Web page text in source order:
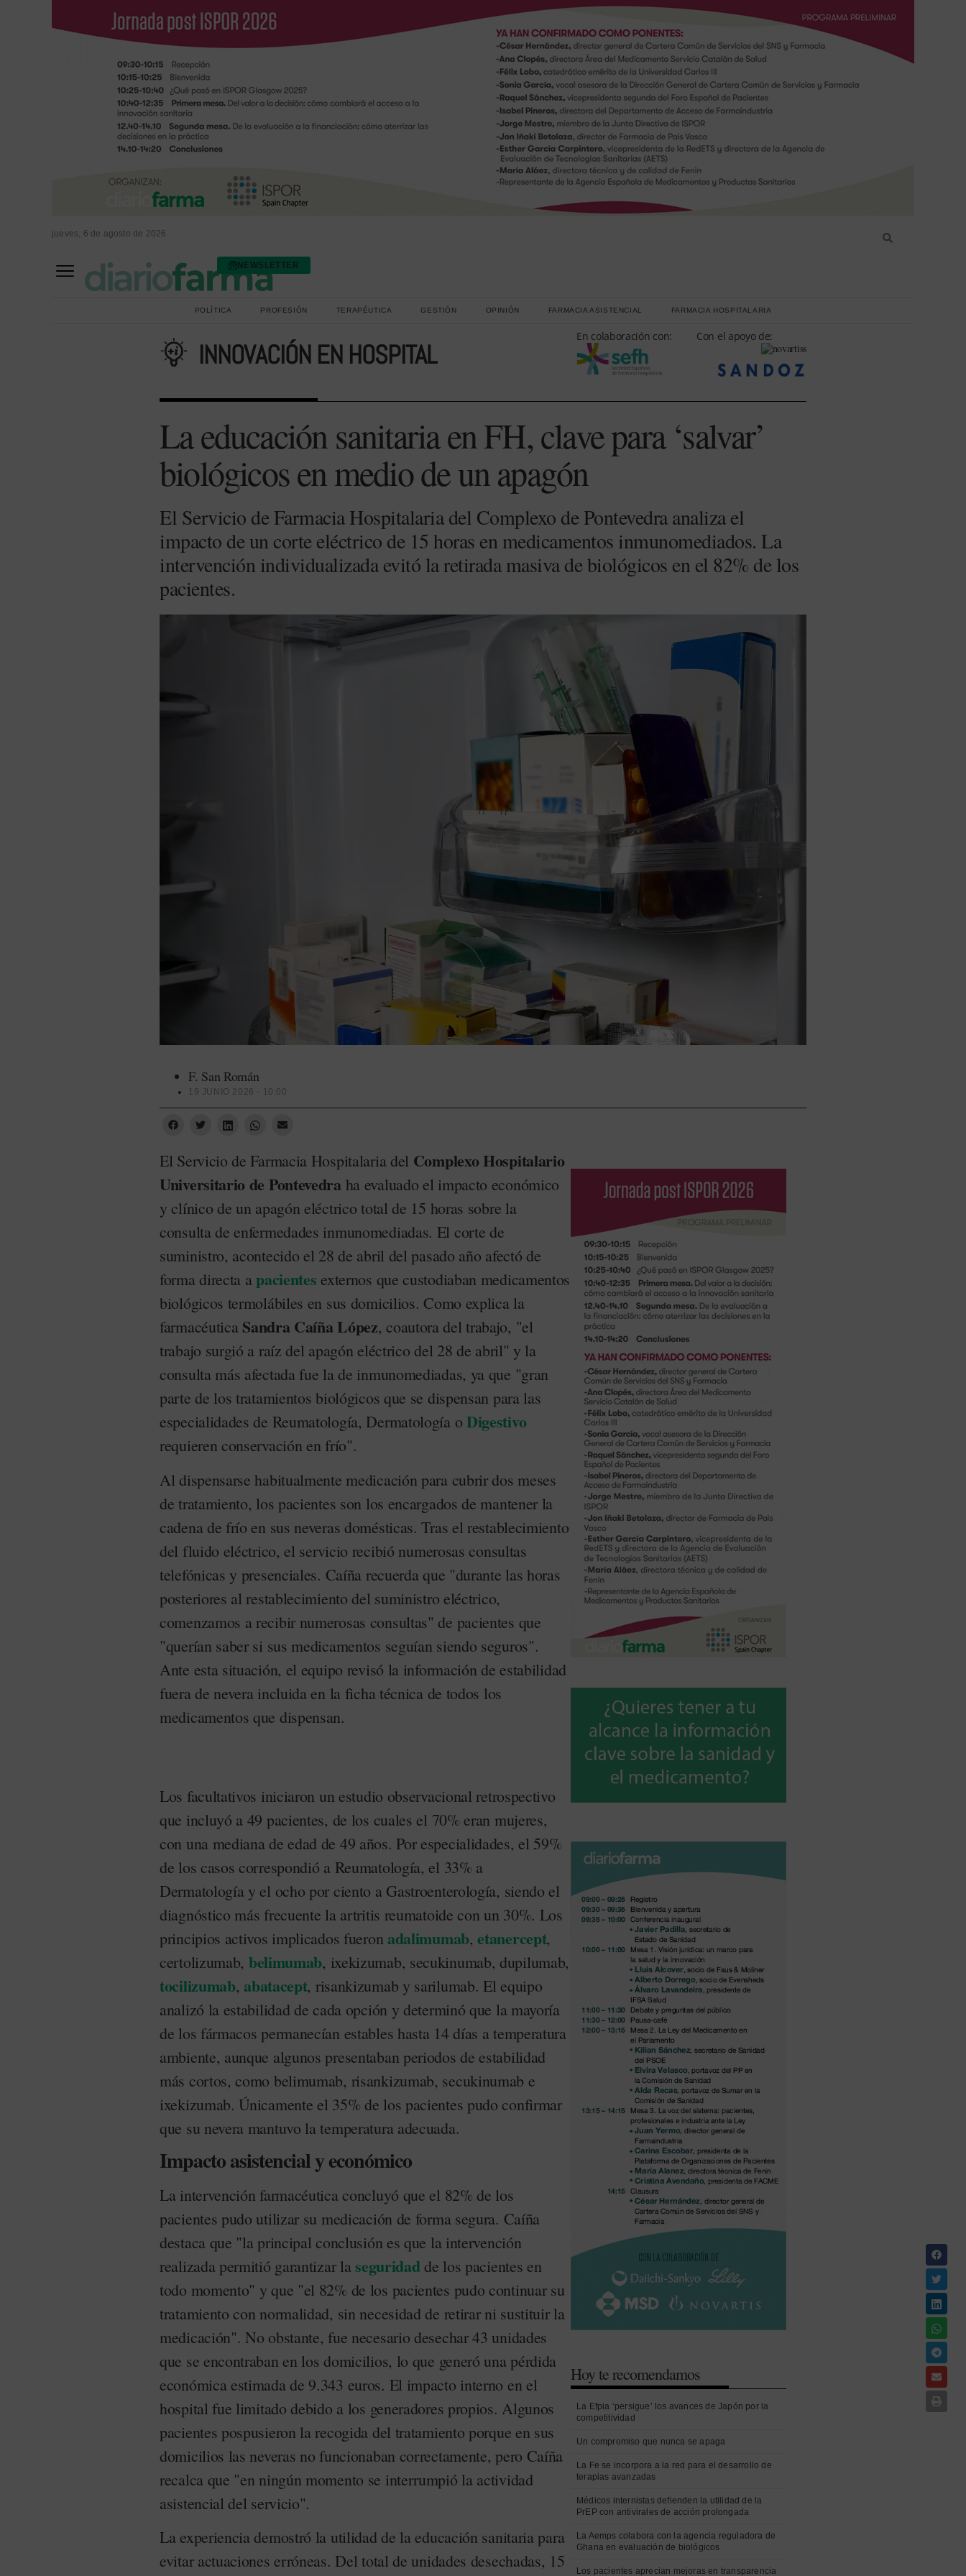
jueves, 6 de agosto de 2026
NEWSLETTER
POLÍTICA PROFESIÓN TERAPÉUTICA GESTIÓN OPINIÓN FARMACIA ASISTENCIAL FARMACIA HOSPITALARIA
INNOVACIÓN EN HOSPITAL
En colaboración con: Con el apoyo de:
La educación sanitaria en FH, clave para ‘salvar’
biológicos en medio de un apagón
El Servicio de Farmacia Hospitalaria del Complexo de Pontevedra analiza el
impacto de un corte eléctrico de 15 horas en medicamentos inmunomediados. La
intervención individualizada evitó la retirada masiva de biológicos en el 82% de los
pacientes.
F. San Román
19 JUNIO 2026 - 10:00
El Servicio de Farmacia Hospitalaria del Complexo Hospitalario
Universitario de Pontevedra ha evaluado el impacto económico
y clínico de un apagón eléctrico total de 15 horas sobre la
consulta de enfermedades inmunomediadas. El corte de
suministro, acontecido el 28 de abril del pasado año afectó de
forma directa apacientes externos que custodiaban medicamentos
biológicos termolábiles en sus domicilios. Como explica la
farmacéutica Sandra Caíña López, coautora del trabajo, "el
trabajo surgió a raíz del apagón eléctrico del 28 de abril" y la
consulta más afectada fue la de inmunomediadas, ya que "gran
parte de los tratamientos biológicos que se dispensan para las
especialidades de Reumatología, Dermatología o Digestivo
requieren conservación en frío".
Al dispensarse habitualmente medicación para cubrir dos meses
de tratamiento, los pacientes son los encargados de mantener la
cadena de frío en sus neveras domésticas. Tras el restablecimiento
del fluido eléctrico, el servicio recibió numerosas consultas
telefónicas y presenciales. Caíña recuerda que "durante las horas
posteriores al restablecimiento del suministro eléctrico,
comenzamos a recibir numerosas consultas" de pacientes que
"querían saber si sus medicamentos seguían siendo seguros".
Ante esta situación, el equipo revisó la información de estabilidad
fuera de nevera incluida en la ficha técnica de todos los
medicamentos que dispensan.
Los facultativos iniciaron un estudio observacional retrospectivo
que incluyó a 49 pacientes, de los cuales el 70% eran mujeres,
con una mediana de edad de 49 años. Por especialidades, el 59%
de los casos correspondió a Reumatología, el 33% a
Dermatología y el ocho por ciento a Gastroenterología, siendo el
diagnóstico más frecuente la artritis reumatoide con un 30%. Los
principios activos implicados fueron adalimumab,etanercept,
certolizumab, belimumab, ixekizumab, secukinumab, dupilumab,
tocilizumab,abatacept, risankizumab y sarilumab. El equipo
analizó la estabilidad de cada opción y determinó que la mayoría
de los fármacos permanecían estables hasta 14 días a temperatura
ambiente, aunque algunos presentaban periodos de estabilidad
más cortos, como belimumab, risankizumab, secukinumab e
ixekizumab. Únicamente el 35% de los pacientes pudo confirmar
que su nevera mantuvo la temperatura adecuada.
Impacto asistencial y económico
La intervención farmacéutica concluyó que el 82% de los
pacientes pudo utilizar su medicación de forma segura. Caíña
destaca que "la principal conclusión es que la intervención
realizada permitió garantizar laseguridadde los pacientes en
todo momento" y que "el 82% de los pacientes pudo continuar su
tratamiento con normalidad, sin necesidad de retirar ni sustituir la
medicación". No obstante, fue necesario desechar 43 unidades
que se encontraban en los domicilios, lo que generó una pérdida
económica estimada de 9.343 euros. El impacto interno en el
hospital fue limitado debido a los generadores propios. Algunos
pacientes pospusieron la recogida del tratamiento porque en sus
domicilios las neveras no funcionaban correctamente, pero Caíña
recalca que "en ningún momento se interrumpió la actividad
asistencial del servicio".
La experiencia demostró la utilidad de la educación sanitaria para
evitar actuaciones erróneas. Del total de unidades desechadas, 15
Hoy te recomendamos
La Efpia ‘persigue’ los avances de Japón por la
competitividad
Un compromiso que nunca se apaga
La Fe se incorpora a la red para el desarrollo de
terapias avanzadas
Médicos internistas defienden la utilidad de la
PrEP con antivirales de acción prolongada
La Aemps colabora con la agencia reguladora de
Ghana en evaluación de biológicos
Los pacientes aprecian mejoras en transparencia